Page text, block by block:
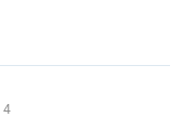
4